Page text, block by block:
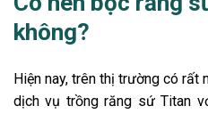
không?
Hiện nay, trên thị trường có rất
dịch vụ trồng răng sứ Titan